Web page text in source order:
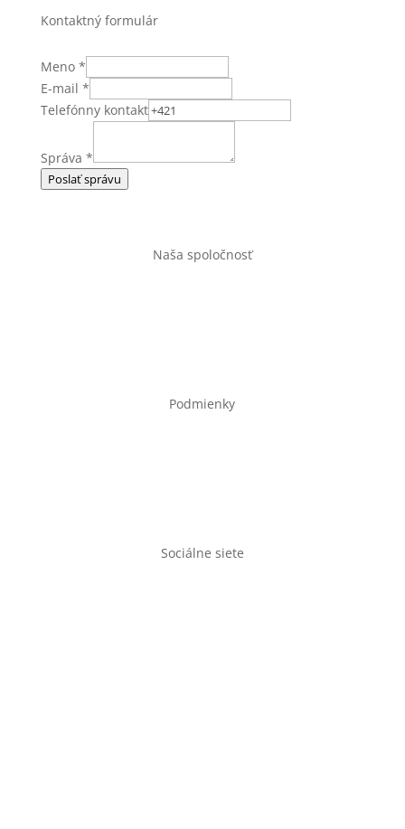
Kontaktný formulár
Meno *
E-mail *
Telefónny kontakt
Správa *
Poslať správu
Naša spoločnosť
Podmienky
Sociálne siete